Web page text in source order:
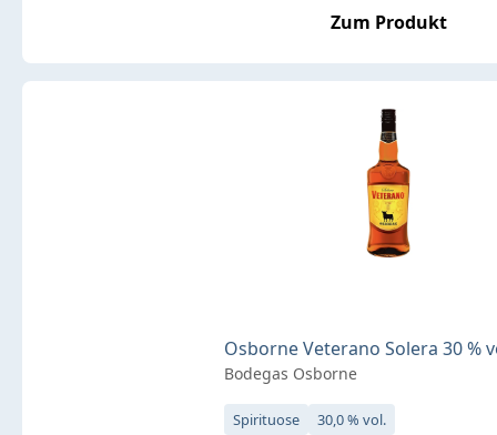
Zum Produkt
Osborne Veterano Solera 30 %
Bodegas Osborne
Spirituose 30,0 % vol.